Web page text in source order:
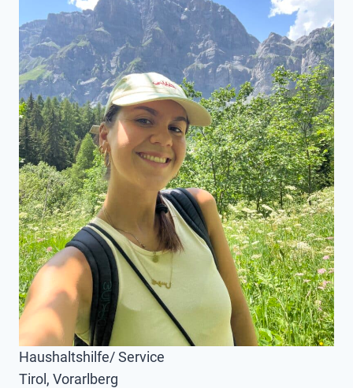
Haushaltshilfe/ Service
Tirol, Vorarlberg